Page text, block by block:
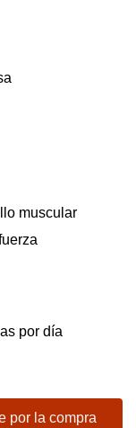
muscular
por día
por la compra